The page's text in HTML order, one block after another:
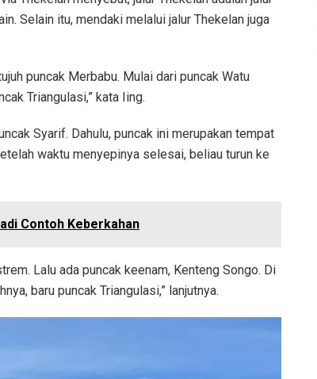
Selain itu, mendaki melalui jalur Thekelan juga
puncak Merbabu. Mulai dari puncak Watu
Triangulasi,” kata Iing.
Syarif. Dahulu, puncak ini merupakan tempat
waktu menyepinya selesai, beliau turun ke
Contoh Keberkahan
Lalu ada puncak keenam, Kenteng Songo. Di
baru puncak Triangulasi,” lanjutnya.